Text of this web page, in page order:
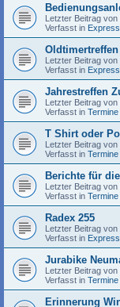
Letzter Beitrag von
Verfasst in Express
Oldtimertreffen
Letzter Beitrag von
Verfasst in Express
Jahrestreffen
Letzter Beitrag von
Verfasst in
T Shirt oder
Letzter Beitrag von
Verfasst in
Berichte für
Letzter Beitrag von
Verfasst in
Radex 255
Letzter Beitrag von
Verfasst in Express
Jurabike
Letzter Beitrag von
Verfasst in
Erinnerung